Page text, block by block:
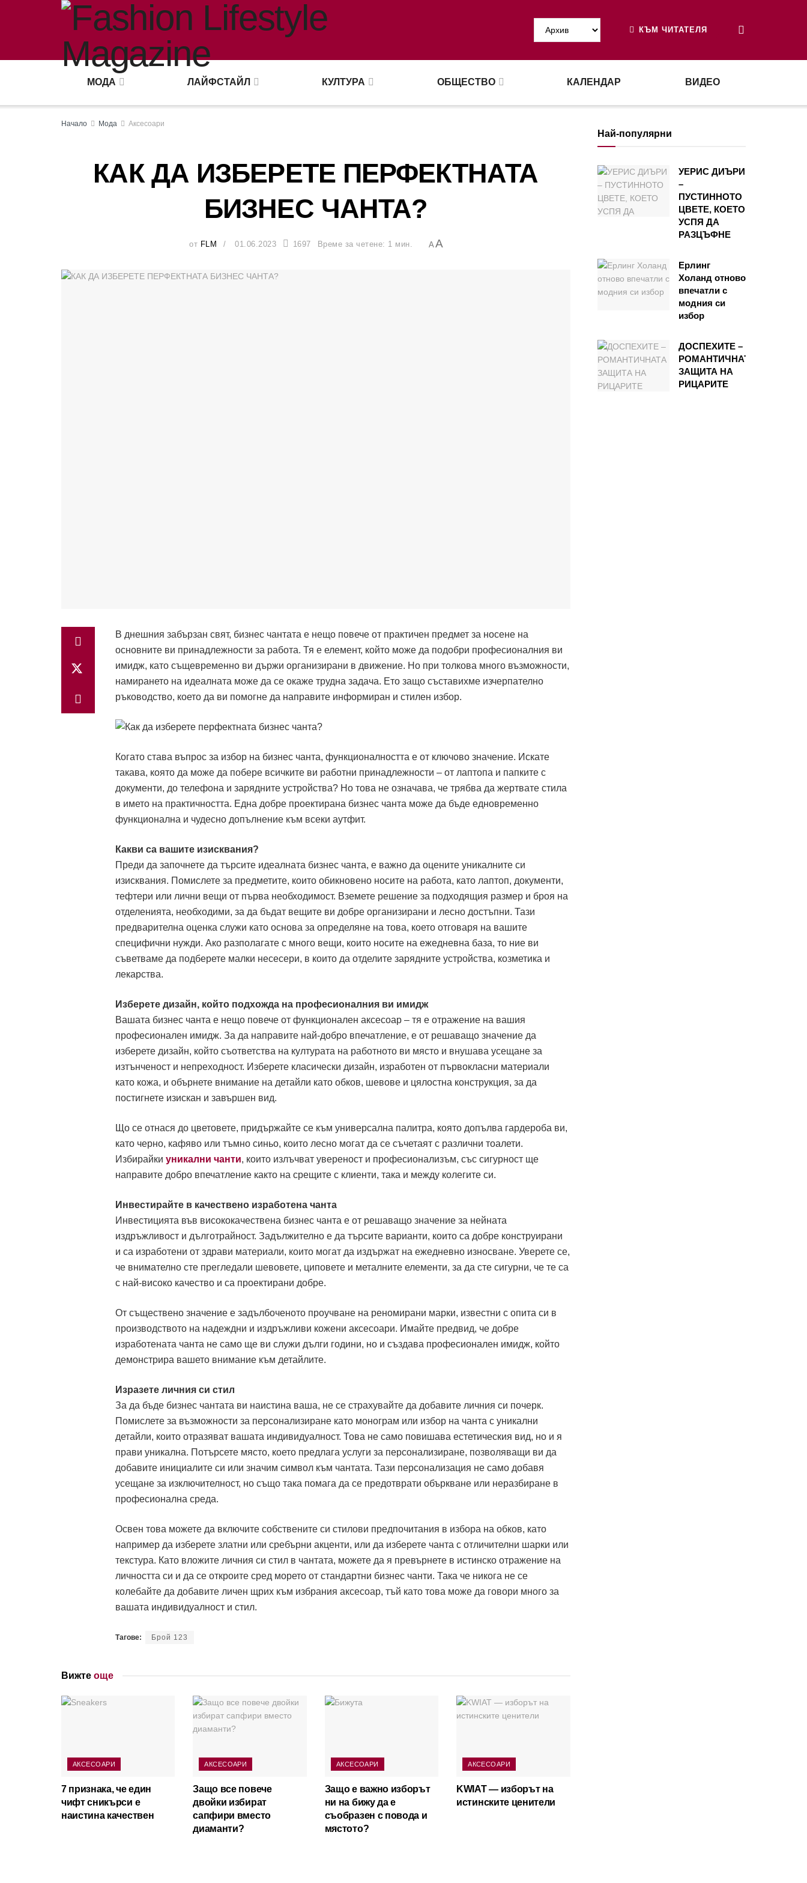
КЪМ ЧИТАТЕЛЯ
МОДА ЛАЙФСТАЙЛ КУЛТУРА ОБЩЕСТВО КАЛЕНДАР ВИДЕО
Начало Мода Аксесоари
КАК ДА ИЗБЕРЕТЕ ПЕРФЕКТНАТА
БИЗНЕС ЧАНТА?
от FLM 01.06.2023 1697 Време за четене: 1 мин. AA
В днешния забързан свят, бизнес чантата е нещо повече от практичен предмет за носене на
основните ви принадлежности за работа. Тя е елемент, който може да подобри професионалния ви
имидж, като същевременно ви държи организирани в движение. Но при толкова много възможности,
намирането на идеалната може да се окаже трудна задача. Ето защо съставихме изчерпателно
ръководство, което да ви помогне да направите информиран и стилен избор.
Когато става въпрос за избор на бизнес чанта, функционалността е от ключово значение. Искате
такава, която да може да побере всичките ви работни принадлежности – от лаптопа и папките с
документи, до телефона и зарядните устройства? Но това не означава, че трябва да жертвате стила
в името на практичността. Една добре проектирана бизнес чанта може да бъде едновременно
функционална и чудесно допълнение към всеки аутфит.
Какви са вашите изисквания?
Преди да започнете да търсите идеалната бизнес чанта, е важно да оцените уникалните си
изисквания. Помислете за предметите, които обикновено носите на работа, като лаптоп, документи,
тефтери или лични вещи от първа необходимост. Вземете решение за подходящия размер и броя на
отделенията, необходими, за да бъдат вещите ви добре организирани и лесно достъпни. Тази
предварителна оценка служи като основа за определяне на това, което отговаря на вашите
специфични нужди. Ако разполагате с много вещи, които носите на ежедневна база, то ние ви
съветваме да подберете малки несесери, в които да отделите зарядните устройства, козметика и
лекарства.
Изберете дизайн, който подхожда на професионалния ви имидж
Вашата бизнес чанта е нещо повече от функционален аксесоар – тя е отражение на вашия
професионален имидж. За да направите най-добро впечатление, е от решаващо значение да
изберете дизайн, който съответства на културата на работното ви място и внушава усещане за
изтънченост и непреходност. Изберете класически дизайн, изработен от първокласни материали
като кожа, и обърнете внимание на детайли като обков, шевове и цялостна конструкция, за да
постигнете изискан и завършен вид.
Що се отнася до цветовете, придържайте се към универсална палитра, която допълва гардероба ви,
като черно, кафяво или тъмно синьо, които лесно могат да се съчетаят с различни тоалети.
Избирайки уникални чанти, които излъчват увереност и професионализъм, със сигурност ще
направите добро впечатление както на срещите с клиенти, така и между колегите си.
Инвестирайте в качествено изработена чанта
Инвестицията във висококачествена бизнес чанта е от решаващо значение за нейната
издръжливост и дълготрайност. Задължително е да търсите варианти, които са добре конструирани
и са изработени от здрави материали, които могат да издържат на ежедневно износване. Уверете се,
че внимателно сте прегледали шевовете, циповете и металните елементи, за да сте сигурни, че те са
с най-високо качество и са проектирани добре.
От съществено значение е задълбоченото проучване на реномирани марки, известни с опита си в
производството на надеждни и издръжливи кожени аксесоари. Имайте предвид, че добре
изработената чанта не само ще ви служи дълги години, но и създава професионален имидж, който
демонстрира вашето внимание към детайлите.
Изразете личния си стил
За да бъде бизнес чантата ви наистина ваша, не се страхувайте да добавите личния си почерк.
Помислете за възможности за персонализиране като монограм или избор на чанта с уникални
детайли, които отразяват вашата индивидуалност. Това не само повишава естетическия вид, но и я
прави уникална. Потърсете място, което предлага услуги за персонализиране, позволяващи ви да
добавите инициалите си или значим символ към чантата. Тази персонализация не само добавя
усещане за изключителност, но също така помага да се предотврати объркване или неразбиране в
професионална среда.
Освен това можете да включите собствените си стилови предпочитания в избора на обков, като
например да изберете златни или сребърни акценти, или да изберете чанта с отличителни шарки или
текстура. Като вложите личния си стил в чантата, можете да я превърнете в истинско отражение на
личността си и да се откроите сред морето от стандартни бизнес чанти. Така че никога не се
колебайте да добавите личен щрих към избрания аксесоар, тъй като това може да говори много за
вашата индивидуалност и стил.
Тагове: Брой 123
Вижте още
АКСЕСОАРИ
7 признака, че един
чифт сникърси е
наистина качествен
АКСЕСОАРИ
Защо все повече
двойки избират
сапфири вместо
диаманти?
АКСЕСОАРИ
Защо е важно изборът
ни на бижу да е
съобразен с повода и
мястото?
АКСЕСОАРИ
KWIAT — изборът на
истинските ценители
Най-популярни
УЕРИС ДИЪРИ
–
ПУСТИННОТО
ЦВЕТЕ, КОЕТО
УСПЯ ДА
РАЗЦЪФНЕ
Ерлинг
Холанд отново
впечатли с
модния си
избор
ДОСПЕХИТЕ –
РОМАНТИЧНАТА
ЗАЩИТА НА
РИЦАРИТЕ